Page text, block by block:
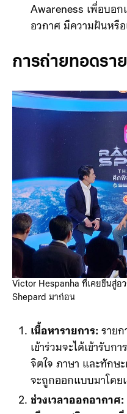
จนถึงวันที่10 ตุลาคม
สิ่งที่ผู้สมัครต้องทำ:ผู้
อวกาศ มีความฝันหรือ
การถ่ายทอดรา
Shepard มาก่อน
เนื้อหารายการ:รายก
เข้าร่วมจะได้เข้ารับก
จิตใจ ภาษา และทักษ